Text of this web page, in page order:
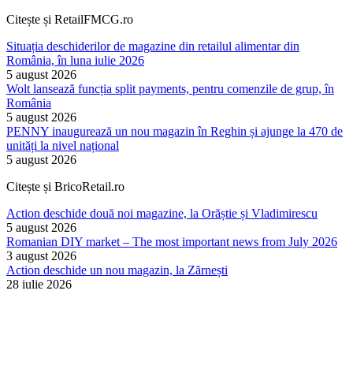
Citește și RetailFMCG.ro
Situația deschiderilor de magazine din retailul alimentar din
România, în luna iulie 2026
5 august 2026
Wolt lansează funcția split payments, pentru comenzile de grup, în
România
5 august 2026
PENNY inaugurează un nou magazin în Reghin și ajunge la 470 de
unități la nivel național
5 august 2026
Citește și BricoRetail.ro
Action deschide două noi magazine, la Orăștie și Vladimirescu
5 august 2026
Romanian DIY market – The most important news from July 2026
3 august 2026
Action deschide un nou magazin, la Zărnești
28 iulie 2026